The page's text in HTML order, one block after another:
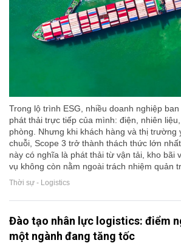
Trong lộ trình ESG, nhiều doanh nghiệp
phát thải trực tiếp của mình: điện, nhiên
phòng. Nhưng khi khách hàng và thị trường
chuỗi, Scope 3 trở thành thách thức lớn
này có nghĩa là phát thải từ vận tải, kho bãi
vụ không còn nằm ngoài trách nhiệm quản
Thời sự - Logistics
Đào tạo nhân lực logistics: điểm
một ngành đang tăng tốc